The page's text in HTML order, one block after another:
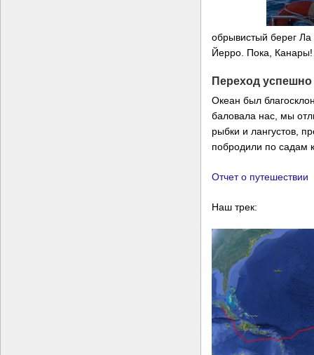
обрывистый берег
Йерро. Пока, Канары!
Переход
Океан был
баловала нас, мы
рыбки и лангустов,
побродили по садам
Отчет о путешествии
Наш трек: